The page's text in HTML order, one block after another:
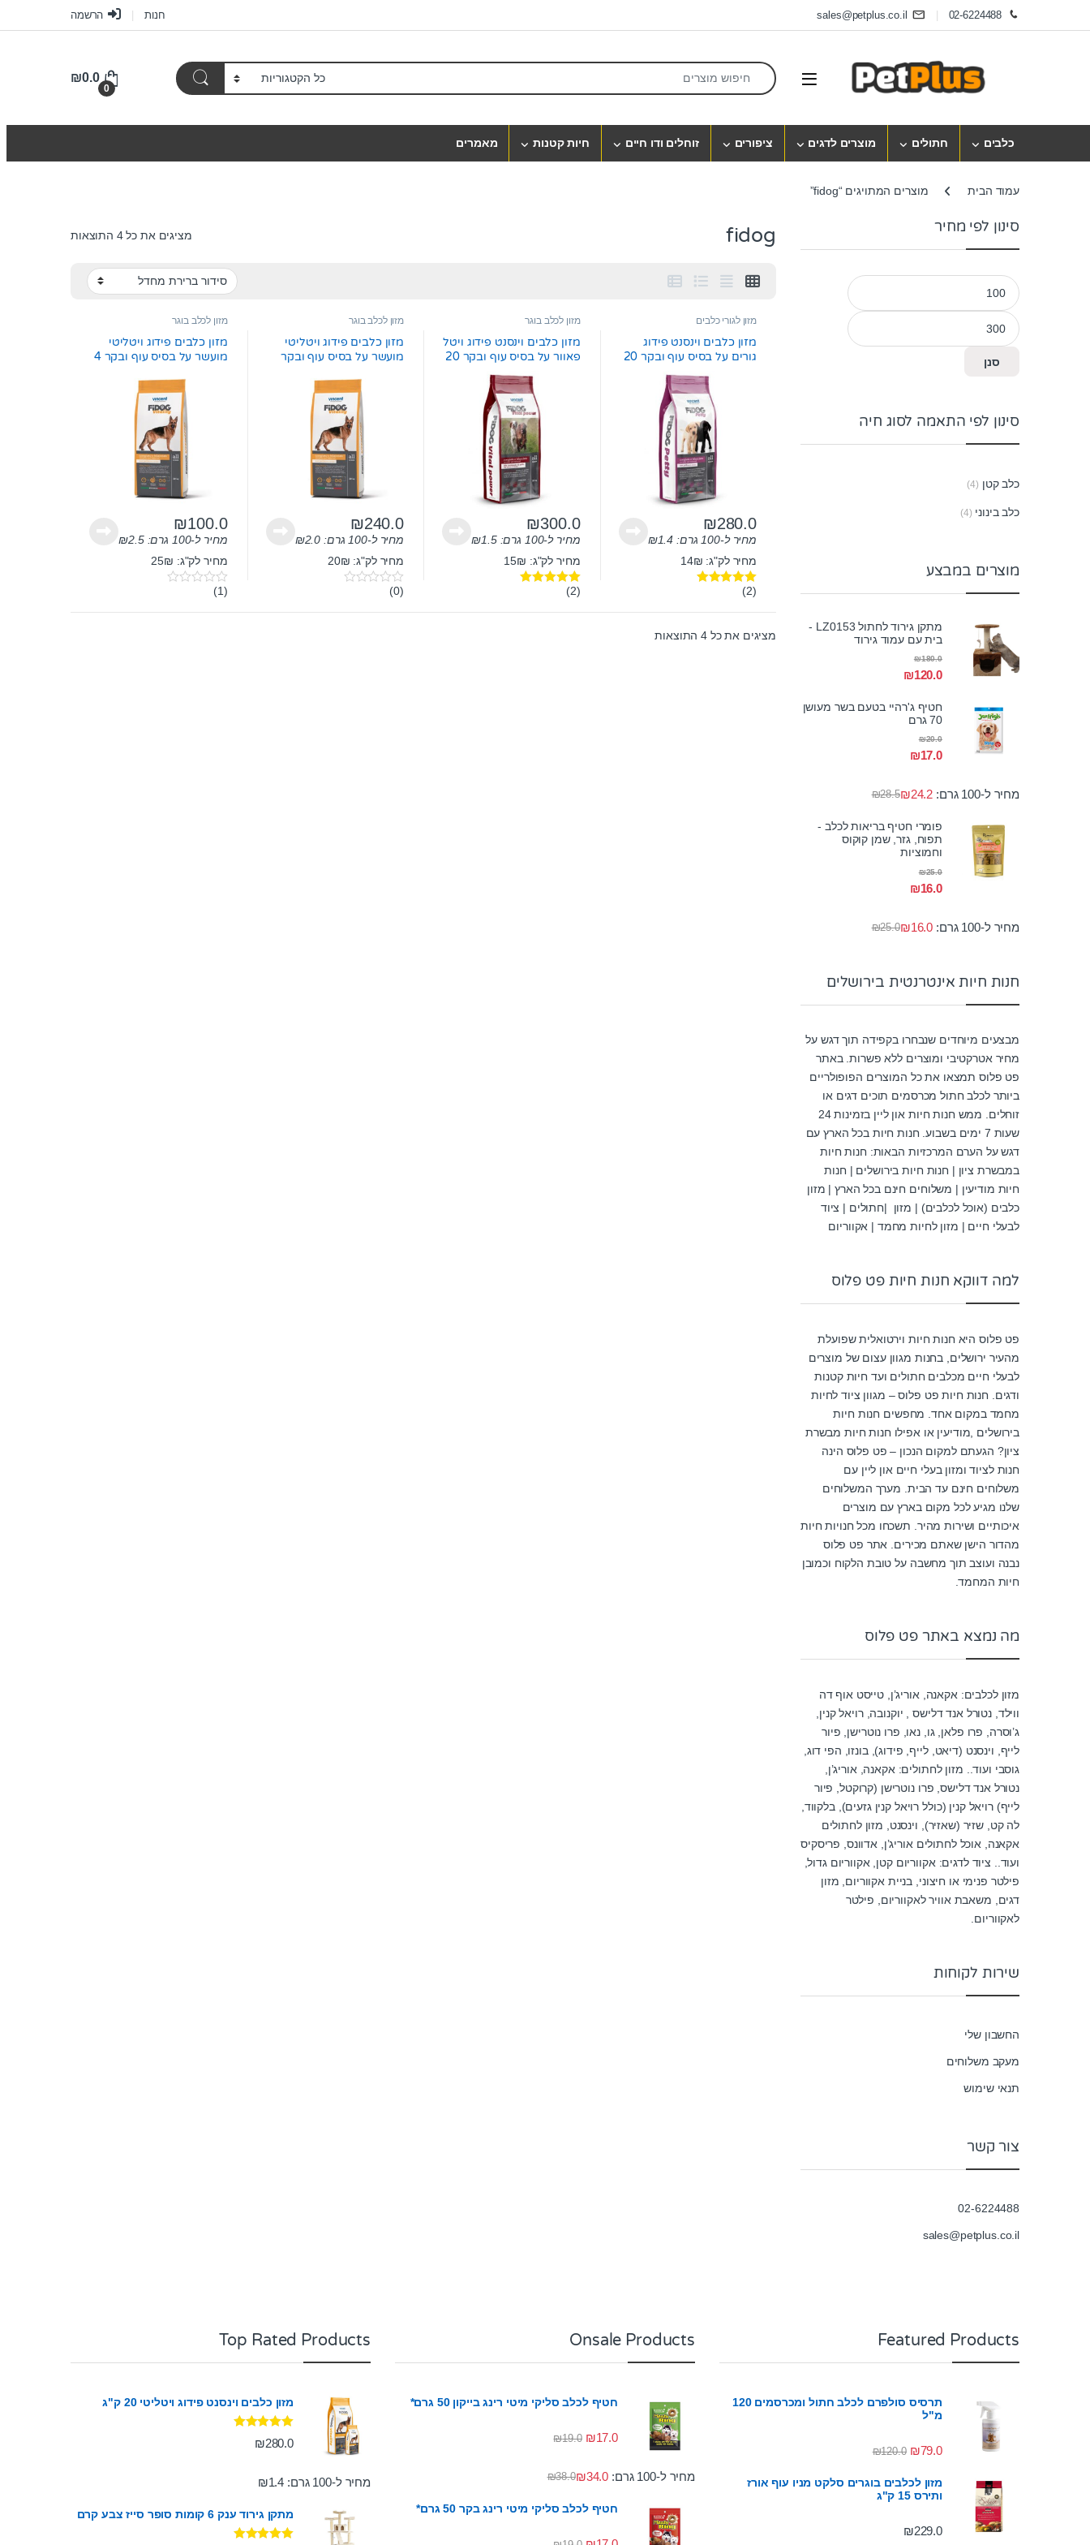
Skip to navigation
02-6224488
sales@petplus.co.il חנות הרשמה
Open
Search for:
0
₪0.0
כלבים חתולים מוצרים לדגים ציפורים זוחלים ודו חיים חיות קטנות מאמרים
עמוד הבית מוצרים המתויגים “fidog”
fidog מציגים את כל ⁦4⁩ התוצאות
מזון לגורי כלבים
מזון כלבים וינסנט פידוג
גורים על בסיס עוף ובקר 20
₪280.0
מחיר ל-100 גרם: ₪1.4
מחיר לק"ג: 14₪
דורג(2)
מזון לכלב בוגר
מזון כלבים וינסנט פידוג ויטל
פאוור על בסיס עוף ובקר 20
₪300.0
מחיר ל-100 גרם: ₪1.5
מחיר לק"ג: 15₪
דורג(2)
מזון לכלב בוגר
מזון כלבים פידוג ויטליטי
מועשר על בסיס עוף ובקר
₪240.0
מחיר ל-100 גרם: ₪2.0
מחיר לק"ג: 20₪
0
u
(0)
מזון לכלב בוגר
מזון כלבים פידוג ויטליטי
מועשר על בסיס עוף ובקר 4
₪100.0
מחיר ל-100 גרם: ₪2.5
מחיר לק"ג: 25₪
0
u
(1)
מציגים את כל ⁦4⁩ התוצאות
סינון לפי מחיר
מחיר מינימלי
מחיר מקסימלי
סנן
סינון לפי התאמה לסוג חיה
כלב קטן (4)
כלב בינוני (4)
מוצרים במבצע
מתקן גירוד לחתול LZ0153 -
בית עם עמוד גירוד
₪120.0
₪180.0
חטיף ג'רהיי בטעם בשר מעושן
70 גרם
₪17.0
₪20.0
מחיר ל-100 גרם: ₪28.5₪24.2
פומרי חטיף בריאות לכלב -
תפוח, גזר, שמן קוקוס
וחמוציות
₪16.0
₪25.0
מחיר ל-100 גרם: ₪25.0₪16.0
חנות חיות אינטרנטית בירושלים
מבצעים מיוחדים שנבחרו בקפידה תוך דגש על
מחיר אטרקטיבי ומוצרים ללא פשרות. באתר
פט פלוס תמצאו את כל המוצרים הפופולריים
ביותר לכלב חתול מכרסמים תוכים דגים או
זוחלים. ממש חנות חיות און ליין בזמינות 24
שעות 7 ימים בשבוע. חנות חיות בכל הארץ עם
דגש על הערם המרכזיות הבאות: חנות חיות
במבשרת ציון | חנות חיות בירושלים | חנות
חיות מודיעין | משלוחים חינם בכל הארץ | מזון
כלבים (אוכל לכלבים) | מזון |חתולים | ציוד
לבעלי חיים | מזון לחיות מחמד | אקווריום
למה דווקא חנות חיות פט פלוס
פט פלוס היא חנות חיות וירטואלית שפועלת
מהעיר ירושלים, בחנות מגוון עצום של מוצרים
לבעלי חיים מכלבים חתולים ועד חיות קטנות
ודגים. חנות חיות פט פלוס – מגוון ציוד לחיות
מחמד במקום אחד. מחפשים חנות חיות
בירושלים ,מודיעין או אפילו חנות חיות מבשרת
ציון? הגעתם למקום הנכון – פט פלוס הינה
חנות לציוד ומזון בעלי חיים און ליין עם
משלוחים חינם עד הבית. מערך המשלוחים
שלנו מגיע לכל מקום בארץ עם מוצרים
איכותיים ושירות מהיר. תשכחו מכל חנויות חיות
מהדור הישן שאתם מכירים. אתר פט פלוס
נבנה ועוצב תוך מחשבה על טובת הלקוח וכמובן
חיות המחמד.
מה נמצא באתר פט פלוס
מזון לכלבים: אקאנה, אוריג’ן, טייסט אוף דה
ווילד, נטורל אנד דלישס , יוקנובה, רויאל קנין,
ג’וסרה, פרו פלאן, גו, נאו, פרו נוטרישן, פיור
לייף, וינסנט (דיאט, לייף, פידוג), בונזו, הפי דוג,
גוסבי ועוד.. מזון לחתולים: אקאנה, אוריג’ן,
נטורל אנד דלישס, פרו נוטרישן (קרוקטל, פיור
לייף) רויאל קנין (כולל רויאל קנין גזעים), בלקווד,
לה קט, שזיר (שאזיר), וינסנט, מזון לחתולים
אקאנה, אוכל לחתולים אוריג’ן, אדוונס, פריסקיס
ועוד.. ציוד לדגים: אקווריום קטן, אקווריום גדול,
פילטר פנימי או חיצוני, בניית אקווריום, מזון
דגים, משאבת אוויר לאקווריום, פילטר
לאקווריום.
שירות לקוחות
החשבון שלי
מעקב משלוחים
תנאי שימוש
צור קשר
02-6224488
sales@petplus.co.il
Featured Products
תרסיס סולפרם לכלב חתול ומכרסמים 120
מ"ל
₪79.0
₪120.0
מזון לכלבים בוגרים סלקט מניו עוף אורז
ותירס 15 ק"ג
₪229.0
Onsale Products
חטיף לכלב סליקי מיטי רינג בייקון 50 גרם*
₪17.0
₪19.0
מחיר ל-100 גרם: ₪38.0₪34.0
חטיף לכלב סליקי מיטי רינג בקר 50 גרם*
Top Rated Products
מזון כלבים וינסנט פידוג ויטליטי 20 ק"ג
דורג5.00
מתוך 5 ₪280.0
מחיר ל-100 גרם: ₪1.4
מתקן גירוד ענק 6 קומות סופר סייז צבע קרם